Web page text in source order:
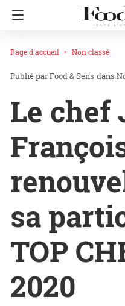
Page d'accueil Non classé
Food & Sens dans
Le chef
sa
TOP
2020